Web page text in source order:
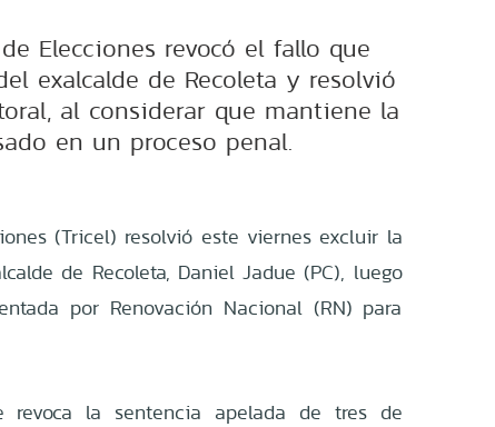
Elecciones revocó el fallo que
exalcalde de Recoleta y resolvió
al considerar que mantiene la
en un proceso penal.
(Tricel) resolvió este viernes excluir la
de Recoleta, Daniel Jadue (PC), luego
por Renovación Nacional (RN) para
revoca la sentencia apelada de tres de